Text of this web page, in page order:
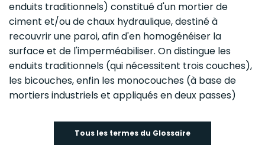
enduits traditionnels) constitué d'un mortierde
ciment et/ou dechaux hydraulique, destiné à
recouvrir une paroi, afin d'en homogénéiser la
surface et de l'imperméabiliser. On distingue les
enduits traditionnels (qui nécessitent trois couches),
les bicouches, enfin les monocouches (à base de
mortiers industriels et appliqués en deux passes)
Tous les termes du Glossaire